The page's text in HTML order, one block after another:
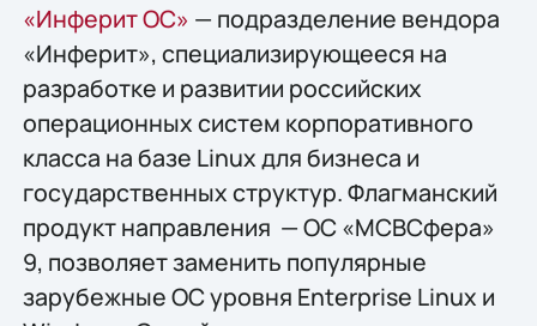
«Инферит ОС» — подразделение вендора
«Инферит», специализирующееся на
разработке и развитии российских
операционных систем корпоративного
класса на базе Linux для бизнеса и
государственных структур. Флагманский
продукт направления — ОС «МСВСфера»
9, позволяет заменить популярные
зарубежные ОС уровня Enterprise Linux и